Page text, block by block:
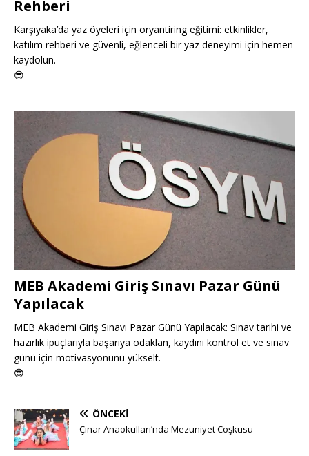
Rehberi
Karşıyaka’da yaz öyeleri için oryantiring eğitimi: etkinlikler,
katılım rehberi ve güvenli, eğlenceli bir yaz deneyimi için hemen
kaydolun.
😎
MEB Akademi Giriş Sınavı Pazar Günü
Yapılacak
MEB Akademi Giriş Sınavı Pazar Günü Yapılacak: Sınav tarihi ve
hazırlık ipuçlarıyla başarıya odaklan, kaydını kontrol et ve sınav
günü için motivasyonunu yükselt.
😎
ÖNCEKI
Çınar Anaokulları’nda Mezuniyet Coşkusu